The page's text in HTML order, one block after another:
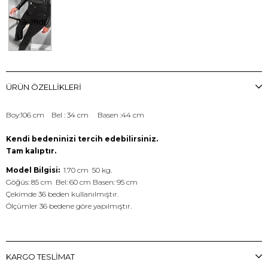
Tükendi
ÜRÜN ÖZELLIKLERI
Boy:106 cm Bel : 34 cm Basen :44 cm
Kendi bedeninizi tercih edebilirsiniz.
Tam kalıptır.
Model Bilgisi: 1.70 cm 50 kg.
Göğüs: 85 cm Bel: 60 cm Basen: 95 cm
Çekimde 36 beden kullanılmıştır.
Ölçümler 36 bedene göre yapılmıştır.
KARGO TESLİMAT